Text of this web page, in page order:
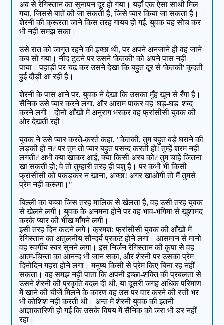
अब से रेगिस्तान का सूनापन दूर हो गया। यहाँ एक ऐसा साथी मिल
गया, जिससे बातें की जा सकती हैं, जिसे प्यार किया जा सकता है।
शेरनी की क्रूरता जाने किस तरह गायब हो गई, युवक यह सोच कर
भी नहीं समझ सका।
उसे रात को जागृत रहने की इच्छा थी, पर अपने अनजाने ही वह जाने
कब सो गया। नींद टूटने पर उसने 'केतकी' को अपने पास नहीं
पाया। पहाड़ी पर चढ़ कर उसने देखा कि बहुत दूर से 'केतकी' कूदती
हुई दौड़ी आ रही है।
शेरनी के पास आने पर, युवक ने देखा कि उसका मुँह खून से रँगा है।
सैनिक उसे प्यार करने लगा, और आराम पाकर वह 'घड़-घड' शब्द
करने लगी। दोनों आँखों में अनुराग भरकर वह फ्रांसीसी युवक की
ओर देखती रही।
युवक ने उसे प्यार करते-करते कहा, "केतकी, तुम बहुत बड़े घराने की
लड़की हो न? पर तुम तो प्यार बहुत पसन्द करती हो! तुम्हें शरम नहीं
लगती? अभी क्या खाकर आई, क्या किसी अरब को? तुम चाहे जितना
खा सकती हो; वे तो तुम्हारी तरह ही पशु हैं। पर कभी भी किसी
फ्रांसीसी को पकड़कर न खाना, अच्छा! अगर खाओगी तो मैं तुमसे
प्रेम नहीं करूंगा।"
बिल्ली का बच्चा जिस तरह मालिक से खेलता है, वह उसी तरह युवक
से खेलने लगी। युवक के अनमना होने पर वह भाव-भंगिमा से खुशामद
करके प्यार की भीख माँगने लगी।
इसी तरह दिन कटने लगे। क्रमशः फ्रांसीसी युवक की आँखों में
रेगिस्तान का अतुलनीय सौन्दर्य प्रकट होने लगा। आसमान से मानो
वह स्वर्गीय स्वर सुनने लगा। इस निर्जन रेगिस्तान की कृपा से वह
आत्म-चिन्ता का आनन्द भी जान सका, और शेरनी पर उसका प्रेम
दिनोदिन गहरा होने लगा। मनुष्य किसी से प्रेम किए बिना रह नहीं
सकता। वह समझ नहीं पाता कि अपनी इच्छा-शक्ति की प्रबलता से
उसने शेरनी की प्रकृति बदल दी थी, या दूसरी जगह अधिक परिमाण
में खाने की चीजें मिलने के कारण वह उस पर वार करने की रत्ती भर
भी कोशिश नहीं करती थी। अन्त में शेरनी युवक की इतनी
आज्ञाकारिणी हो गई कि उसके विषय में सैनिक को जरा भी डर नहीं
रहा।